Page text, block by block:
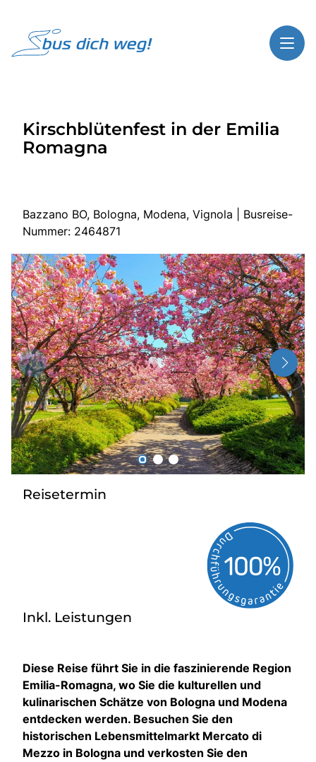
Highlights
Service
Busreisen
Bus mieten
Über Bus dich weg!
Radio
Sie befinden sich in:
Deutschland
Heimatland ändern:
Österreich
Kirschblütenfest in der Emilia
Romagna
Bazzano BO, Bologna, Modena, Vignola | Busreise-
Nummer: 2464871
Reisetermin
Inkl. Leistungen
Diese Reise führt Sie in die faszinierende Region
Emilia-Romagna, wo Sie die kulturellen und
kulinarischen Schätze von Bologna und Modena
entdecken werden. Besuchen Sie den
historischen Lebensmittelmarkt Mercato di
Mezzo in Bologna und verkosten Sie den